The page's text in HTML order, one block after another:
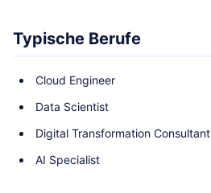
Typische Berufe
Cloud Engineer
Data Scientist
Digital Transformation Consultant
AI Specialist